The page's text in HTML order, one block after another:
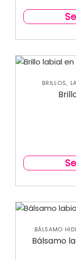
BRILLOS,
BÁLSAMO
Bálsamo